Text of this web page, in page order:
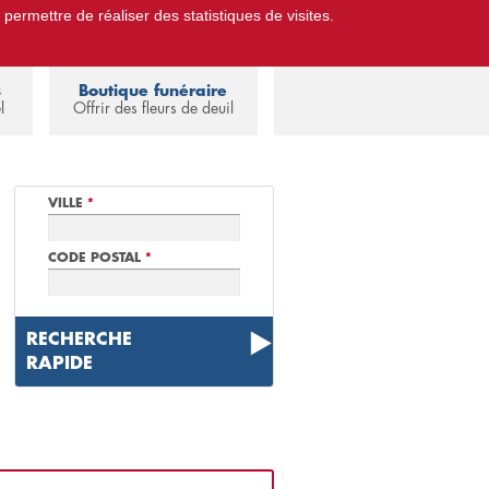
Funèbres. Espace familles
Boutique funéraire
Offrir des fleurs de deuil
VILLE *
CODE POSTAL *
RECHERCHE
RAPIDE
de réaliser des statistiques de visites.